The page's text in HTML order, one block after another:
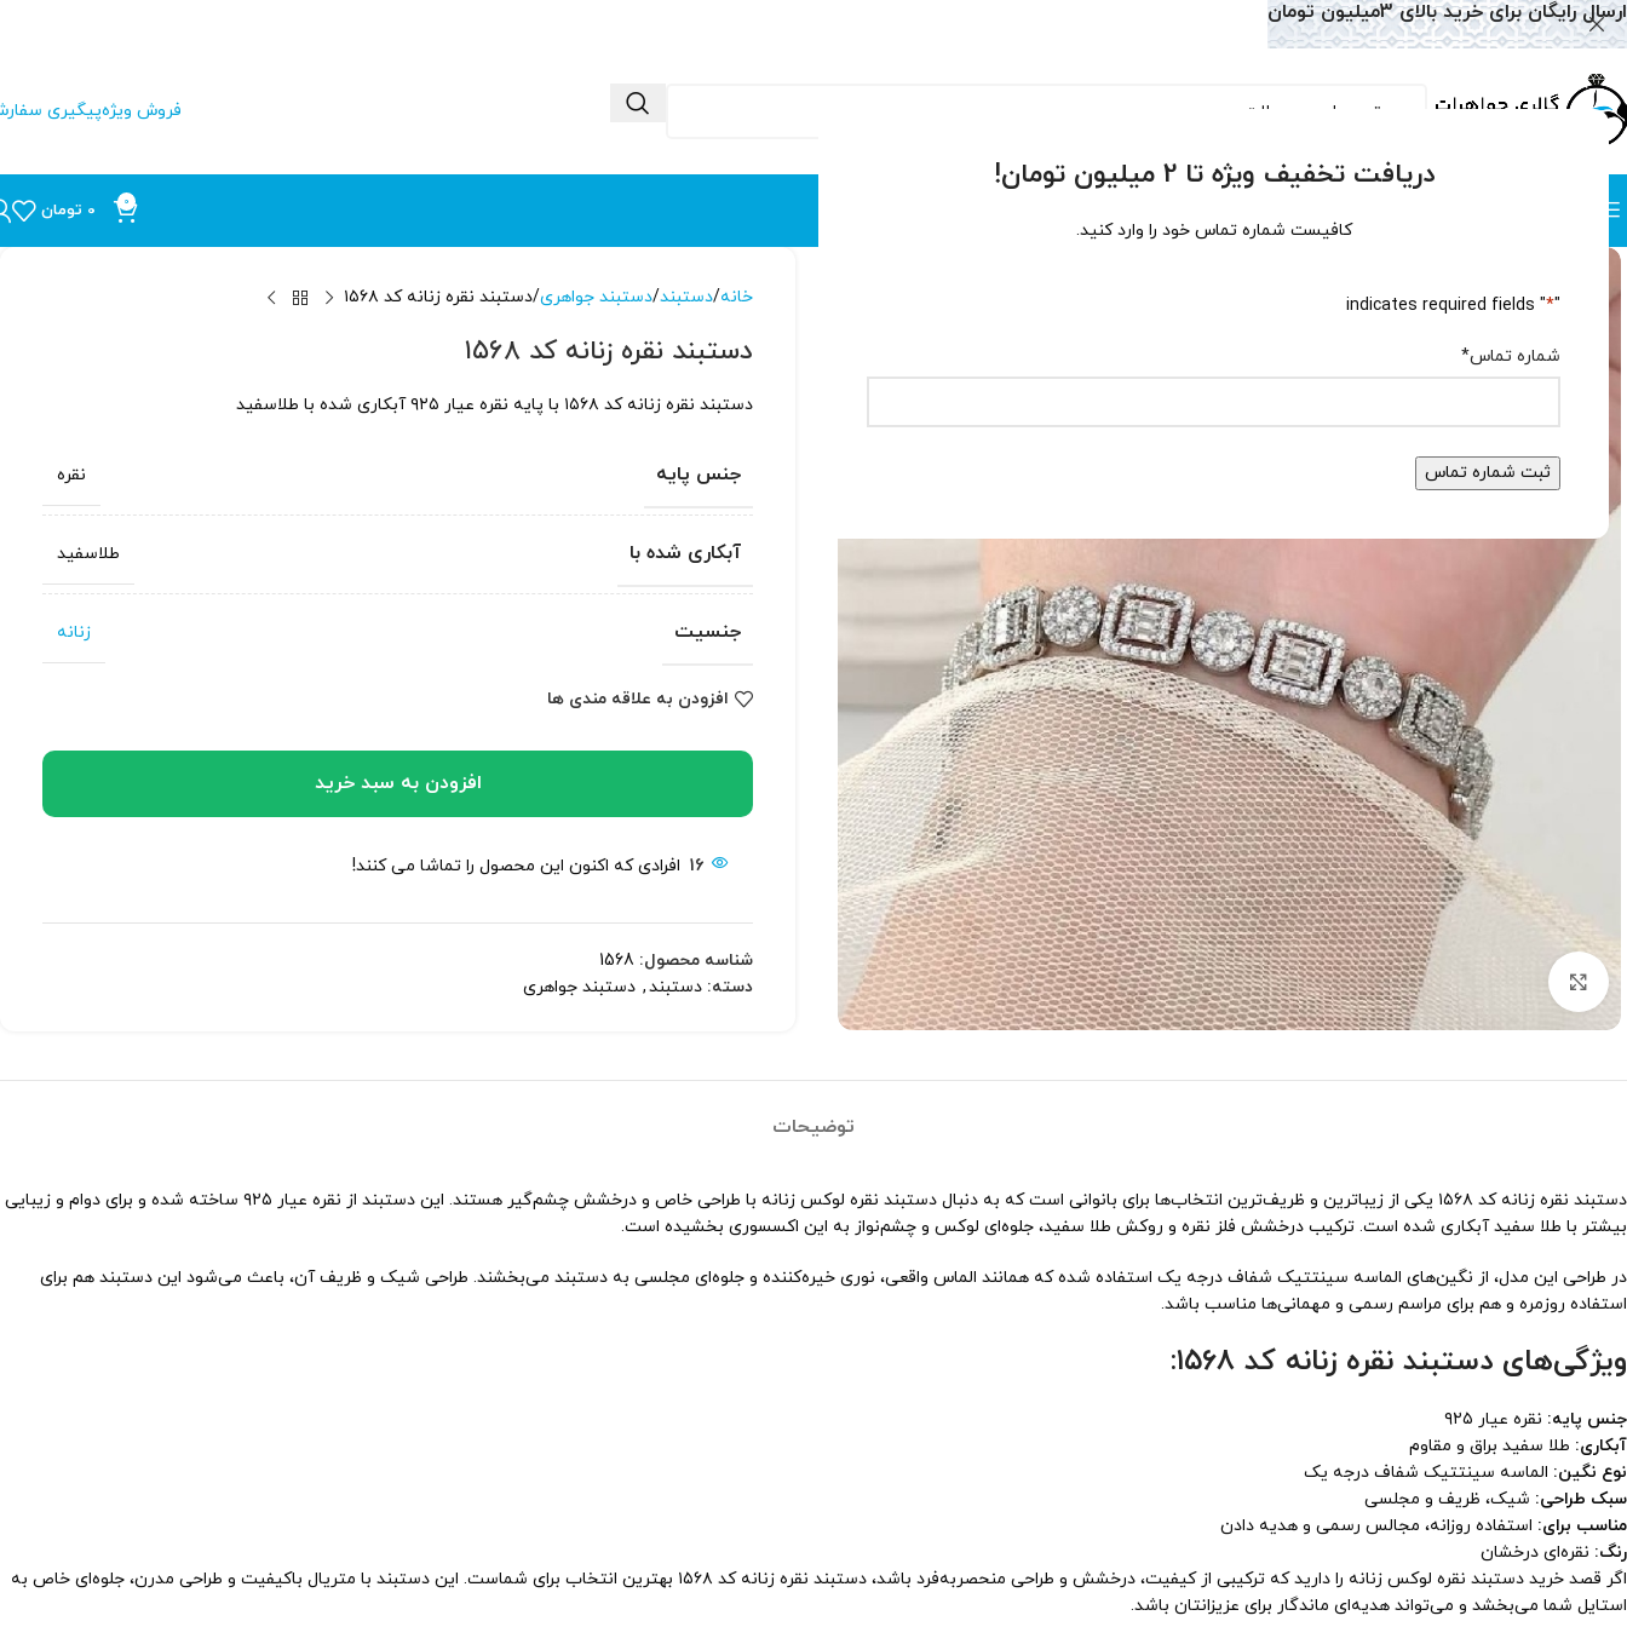
دریافت تخفیف ویژه تا 2 میلیون تومان!
کافیست شماره تماس خود را وارد کنید.
"
*
" indicates required fields
شماره تماس*
فروش ویژهپیگیری
0
0 تومان
برای بزرگنمایی کلیک کنید
خانه دستبند دستبند جواهری دستبند نقره زنانه کد ۱۵۶۸
دستبند نقره زنانه کد ۱۵۶۸
دستبند نقره زنانه کد ۱۵۶۸ با پایه نقره عیار ۹۲۵ آبکاری شده با طلاسفید
جنس پایه نقره
آبکاری شده با طلاسفید
جنسیت زنانه
افزودن به علاقه مندی ها
افزودن به سبد خرید
16 افرادی که اکنون این محصول را تماشا می کنند!
شناسه محصول: 1568
دسته: دستبند, دستبند جواهری
توضیحات
دستبند نقره زنانه کد ۱۵۶۸ یکی از زیباترین و ظریف‌ترین انتخاب‌ها برای بانوانی است که به دنبال دستبند نقره لوکس زنانه با طراحی خاص و درخشش چشم‌گیر هستند. این دستبند از نقره عیار ۹۲۵ ساخته شده و برای دوام و زیبایی
بیشتر با طلا سفید آبکاری شده است. ترکیب درخشش فلز نقره و روکش طلا سفید، جلوه‌ای لوکس و چشم‌نواز به این اکسسوری بخشیده است.
در طراحی این مدل، از نگین‌های الماسه سینتتیک شفاف درجه یک استفاده شده که همانند الماس واقعی، نوری خیره‌کننده و جلوه‌ای مجلسی به دستبند می‌بخشند. طراحی شیک و ظریف آن، باعث می‌شود این دستبند هم برای
استفاده روزمره و هم برای مراسم رسمی و مهمانی‌ها مناسب باشد.
ویژگی‌های دستبند نقره زنانه کد ۱۵۶۸:
جنس پایه: نقره عیار ۹۲۵
آبکاری: طلا سفید براق و مقاوم
نوع نگین: الماسه سینتتیک شفاف درجه یک
سبک طراحی: شیک، ظریف و مجلسی
مناسب برای: استفاده روزانه، مجالس رسمی و هدیه دادن
رنگ: نقره‌ای درخشان
اگر قصد خرید دستبند نقره لوکس زنانه را دارید که ترکیبی از کیفیت، درخشش و طراحی منحصربه‌فرد باشد، دستبند نقره زنانه کد ۱۵۶۸ بهترین انتخاب برای شماست. این دستبند با متریال باکیفیت و طراحی مدرن، جلوه‌ای خاص به
استایل شما می‌بخشد و می‌تواند هدیه‌ای ماندگار برای عزیزانتان باشد.
ارسال رایگان برای خرید بالای 3میلیون تومان